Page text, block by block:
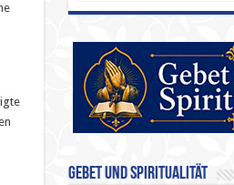
Gebet und Spiritualität